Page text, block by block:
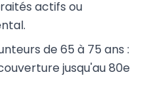
actifs ou
de 65 à 75 ans :
jusqu'au 80e